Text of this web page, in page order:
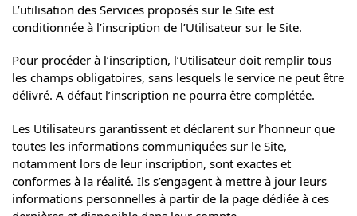
L’utilisation des Services proposés sur le Site est
conditionnée à l’inscription de l’Utilisateur sur le Site.
Pour procéder à l’inscription, l’Utilisateur doit remplir tous
les champs obligatoires, sans lesquels le service ne peut être
délivré. A défaut l’inscription ne pourra être complétée.
Les Utilisateurs garantissent et déclarent sur l’honneur que
toutes les informations communiquées sur le Site,
notamment lors de leur inscription, sont exactes et
conformes à la réalité. Ils s’engagent à mettre à jour leurs
informations personnelles à partir de la page dédiée à ces